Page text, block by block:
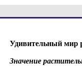
Удивительный мир
Значение